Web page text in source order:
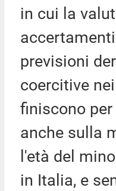
in cui la
previsioni
coercitive
finiscono
anche sulla
l'età del
in Italia, e